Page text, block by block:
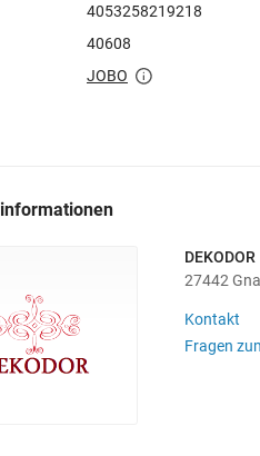
4053258219218
40608
JOBO
DEKODOR
27442
Kontakt
Fragen